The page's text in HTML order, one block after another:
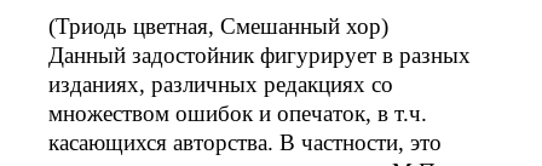
(Триодь цветная, Смешанный хор)
Данный задостойник фигурирует в разных
изданиях, различных редакциях со
множеством ошибок и опечаток, в т.ч.
касающихся авторства. В частности, это